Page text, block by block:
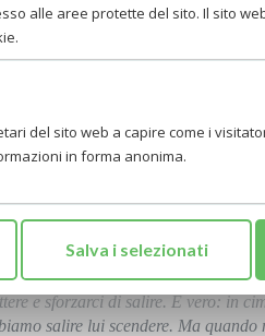
di più a fare un atto di superbia
e tutto quello che di buono è in me,
in noi. Quando vedo che la gente a
che non so dare, e per cui tante
che ogni mattina Gesù fa
il ramo o il fiore dell'umiltà.
ecco che fa subito germogliare i
e sforzarci di salire. È vero: in
salire lui scendere. Ma quando
alle aree protette del sito. Il sito
del sito web a capire come i
in forma anonima.
Salva i selezionati